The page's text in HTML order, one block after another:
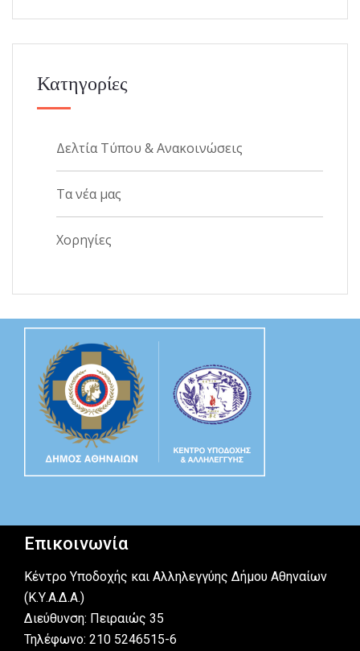
Κατηγορίες
Δελτία Τύπου & Ανακοινώσεις
Τα νέα μας
Χορηγίες
Επικοινωνία
Κέντρο Υποδοχής και Αλληλεγγύης Δήμου Αθηναίων
(Κ.Υ.Α.Δ.Α.)
Διεύθυνση: Πειραιώς 35
Τηλέφωνο: 210 5246515-6